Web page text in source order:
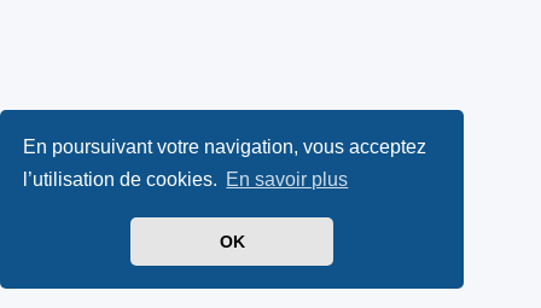
En poursuivant votre navigation, vous acceptez
l’utilisation de cookies. En savoir plus
OK